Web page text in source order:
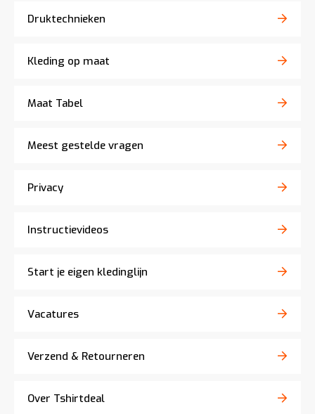
Druktechnieken
Kleding op maat
Maat Tabel
Meest gestelde vragen
Privacy
Instructievideos
Start je eigen kledinglijn
Vacatures
Verzend & Retourneren
Over Tshirtdeal